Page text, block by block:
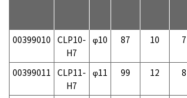
00399010 CLP10-
H7
φ10 87 10 7
00399011 CLP11-
H7
φ11 99 12 8